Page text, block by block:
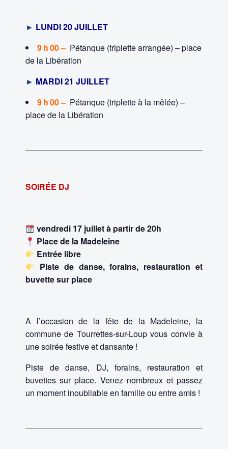
► LUNDI 20 JUILLET
9 h 00 – Pétanque (triplette arrangée) – place
de la Libération
► MARDI 21 JUILLET
9 h 00 – Pétanque (triplette à la mêlée) –
place de la Libération
SOIRÉE DJ
vendredi 17 juillet à partir de 20h
Place de la Madeleine
Entrée libre
Piste de danse, forains, restauration et
buvette sur place
A l’occasion de la fête de la Madeleine, la
commune de Tourrettes-sur-Loup vous convie à
une soirée festive et dansante !
Piste de danse, DJ, forains, restauration et
buvettes sur place. Venez nombreux et passez
un moment inoubliable en famille ou entre amis !